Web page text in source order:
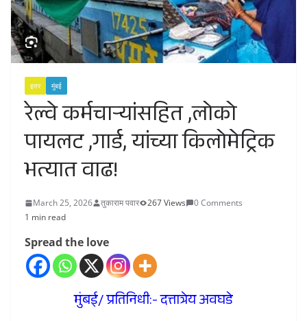
इतर मुंबई
रेल्वे कर्मचाऱ्यांसहित ,लोको
पायलट ,गार्ड, यांच्या किलोमेट्रिक
भत्यात वाढ!
March 25, 2026 तुकाराम पवार 267 Views
0 Comments
1 min read
Spread the love
मुंबई/ प्रतिनिधी:- दत्तात्रेय अवघडे